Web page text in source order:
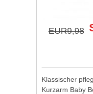
EUR9,98
Klassischer
Kurzarm Baby